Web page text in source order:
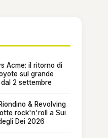
Acme: il ritorno di
sul grande
2 settembre
& Revolving
rock'n'roll a Sui
Dei 2026